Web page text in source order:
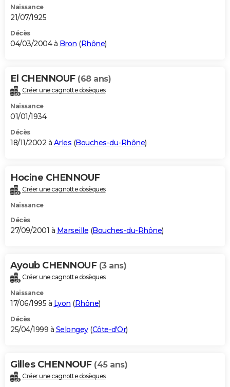
Naissance
21/07/1925
Décès
04/03/2004 à Bron (Rhône)
El CHENNOUF (68 ans)
Créer une cagnotte obsèques
Naissance
01/01/1934
Décès
18/11/2002 à Arles (Bouches-du-Rhône)
Hocine CHENNOUF
Créer une cagnotte obsèques
Naissance
Décès
27/09/2001 à Marseille (Bouches-du-Rhône)
Ayoub CHENNOUF (3 ans)
Créer une cagnotte obsèques
Naissance
17/06/1995 à Lyon (Rhône)
Décès
25/04/1999 à Selongey(Côte-d'Or)
Gilles CHENNOUF (45 ans)
Créer une cagnotte obsèques